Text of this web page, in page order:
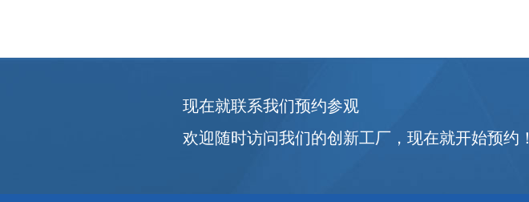
现在就联系我们预约参观
欢迎随时访问我们的创新工厂，现在就开始预约！